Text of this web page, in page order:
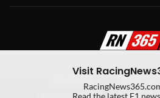
Visit
Read the latest F1